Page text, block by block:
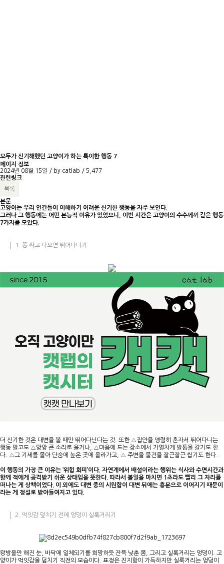
모두가 신기해했던 고양이가 하는 특이한 행동 7
페이지 정보
2024년 08월 15일 / by catlab / 5,477
관련링크
목록
본문
고양이는 우리 인간들이 이해하기 어려운 신기한 행동을 자주 보인다.
그러나 그 행동에는 어떤 본능적 이유가 있었으니, 이번 시간은 고양이의 수수께끼 같은 행동
7가지를 모았다.
1. 똥 싸고 나오면 뛰어다니기
더 신기한 것은 대변을 볼 때만 뛰어다닌다는 것. 또한 △집안을 맹렬히 혼자서 뛰어다니는
행동 말고도 △앙앙 큰 소리로 울거나, △마음에 드는 장소에서 가열차게 발톱을 갈기도 한
다. △그 기세를 몰아 단숨에 높은 곳에 올라가고, △ 주변을 물건을 잘근잘근 씹기도 한다.
이 행동의 가장 큰 이유는 ‘위험 회피’이다. 자연계에서 배설이라는 행위는 식사와 수면시간과
함께 적에게 공격받기 쉬운 상태임을 뜻한다. 따라서 볼일을 마치면 1초라도 빨리 그 자리를
떠나는 게 상책이었다. 이 외에도 대변 중의 시원함이 대변 뒤에는 흥분으로 이어지기 때문이
라는 게 정설로 받아들여지고 있다.
2. 먹잇감 덮치기 전에 엉덩이 실룩거리기
왕방울만 해진 눈, 바닥에 일체되기를 희망하듯 잔뜩 낮춘 몸, 그리고 실룩거리는 엉덩이. 고
양이가 먹잇감을 덮치기 직전의 모습이다. 표정은 진지함이 가득하지만 실룩거리는 엉덩이